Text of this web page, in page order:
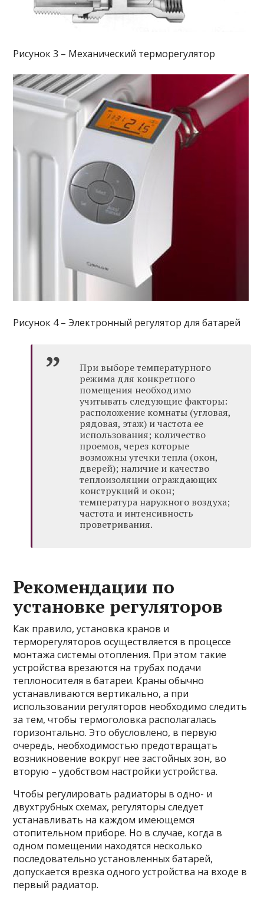
Рисунок 3 – Механический терморегулятор
Рисунок 4 – Электронный регулятор для батарей
При выборе температурного
режима для конкретного
помещения необходимо
учитывать следующие факторы:
расположение комнаты (угловая,
рядовая, этаж) и частота ее
использования; количество
проемов, через которые
возможны утечки тепла (окон,
дверей); наличие и качество
теплоизоляции ограждающих
конструкций и окон;
температура наружного воздуха;
частота и интенсивность
проветривания.
Рекомендации по
установке регуляторов
Как правило, установка кранов и
терморегуляторов осуществляется в процессе
монтажа системы отопления. При этом такие
устройства врезаются на трубах подачи
теплоносителя в батареи. Краны обычно
устанавливаются вертикально, а при
использовании регуляторов необходимо следить
за тем, чтобы термоголовка располагалась
горизонтально. Это обусловлено, в первую
очередь, необходимостью предотвращать
возникновение вокруг нее застойных зон, во
вторую – удобством настройки устройства.
Чтобы регулировать радиаторы в одно- и
двухтрубных схемах, регуляторы следует
устанавливать на каждом имеющемся
отопительном приборе. Но в случае, когда в
одном помещении находятся несколько
последовательно установленных батарей,
допускается врезка одного устройства на входе в
первый радиатор.